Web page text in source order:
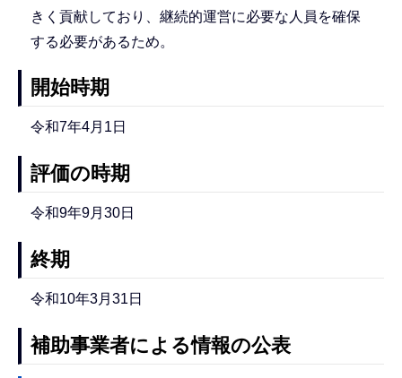
きく貢献しており、継続的運営に必要な人員を確保
する必要があるため。
開始時期
令和7年4月1日
評価の時期
令和9年9月30日
終期
令和10年3月31日
補助事業者による情報の公表